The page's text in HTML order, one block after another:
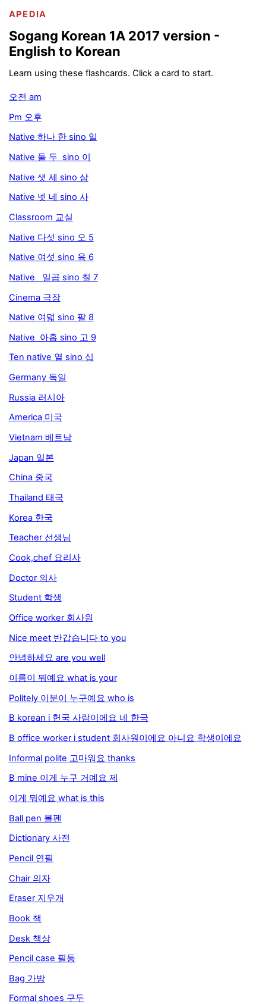
APEDIA
Sogang Korean 1A 2017 version -
English to Korean
Learn using these flashcards. Click a card to start.
오전 am
Pm 오후
Native 하나 한 sino 일
Native 둘 두 sino 이
Native 샛 세 sino 삼
Native 넷 네 sino 사
Classroom 교실
Native 다섯 sino 오 5
Native 여섯 sino 육 6
Native 일곱 sino 칠 7
Cinema 극장
Native 여덟 sino 팔 8
Native 아홉 sino 고 9
Ten native 열 sino 십
Germany 독일
Russia 러시아
America 미국
Vietnam 베트남
Japan 일본
China 중국
Thailand 태국
Korea 한국
Teacher 선생님
Cook,chef 요리사
Doctor 의사
Student 학생
Office worker 회사원
Nice meet 반갑습니다 to you
안녕하세요 are you well
이름이 뭐예요 what is your
Politely 이분이 누구예요 who is
B korean i 헌국 사람이에요 네 한국
B office worker i student 회사원이에요 아니요 학생이에요
Informal polite 고마워요 thanks
B mine 이게 누구 거예요 제
이게 뭐예요 what is this
Ball pen 볼펜
Dictionary 사전
Pencil 연필
Chair 의자
Eraser 지우개
Book 책
Desk 책상
Pencil case 필통
Bag 가방
Formal shoes 구두